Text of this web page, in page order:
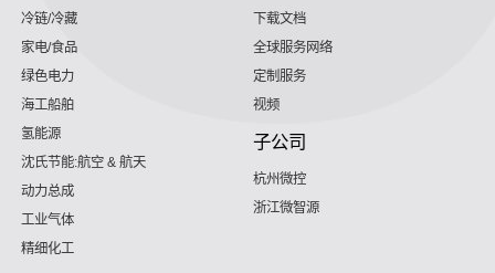
冷链/冷藏
家电/食品
绿色电力
海工船舶
氢能源
沈氏节能:航空 & 航天
动力总成
工业气体
精细化工
下载文档
全球服务网络
定制服务
视频
子公司
杭州微控
浙江微智源